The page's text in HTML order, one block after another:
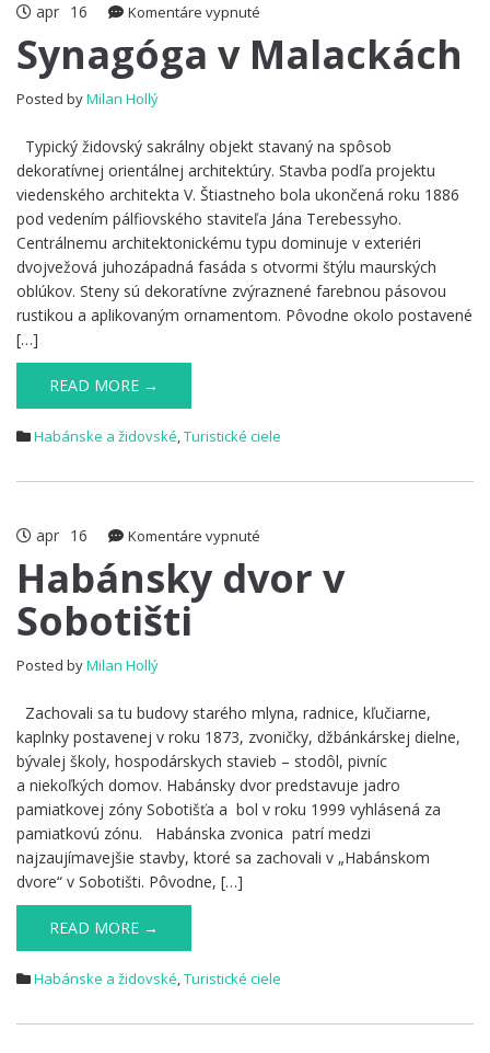
apr 16 Komentáre vypnuté
v
Synagóga v Malackách
Posted byMilan Hollý
Typický židovský sakrálny objekt stavaný na spôsob
dekoratívnej orientálnej architektúry. Stavba podľa projektu
viedenského architekta V. Štiastneho bola ukončená roku 1886
pod vedením pálfiovského staviteľa Jána Terebessyho.
Centrálnemu architektonickému typu dominuje v exteriéri
dvojvežová juhozápadná fasáda s otvormi štýlu maurských
oblúkov. Steny sú dekoratívne zvýraznené farebnou pásovou
rustikou a aplikovaným ornamentom. Pôvodne okolo postavené
[…]
READ MORE →
Habánske a židovské,Turistické ciele
apr 16 Komentáre vypnuté
dvor
Habánsky dvor v
Sobotišti
Posted byMilan Hollý
Zachovali sa tu budovy starého mlyna, radnice, kľučiarne,
kaplnky postavenej v roku 1873, zvoničky, džbánkárskej dielne,
bývalej školy, hospodárskych stavieb – stodôl, pivníc
a niekoľkých domov. Habánsky dvor predstavuje jadro
pamiatkovej zóny Sobotišťa a bol v roku 1999 vyhlásená za
pamiatkovú zónu. Habánska zvonica patrí medzi
najzaujímavejšie stavby, ktoré sa zachovali v „Habánskom
dvore“ v Sobotišti. Pôvodne, […]
READ MORE →
Habánske a židovské,Turistické ciele